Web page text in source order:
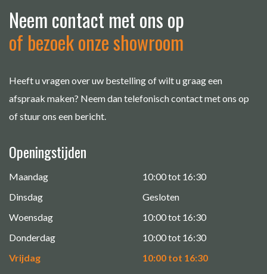
Neem contact met ons op
of bezoek onze showroom
Heeft u vragen over uw bestelling of wilt u graag een
afspraak maken? Neem dan telefonisch contact met ons op
of stuur ons een bericht.
Openingstijden
Maandag
10:00 tot 16:30
Dinsdag
Gesloten
Woensdag
10:00 tot 16:30
Donderdag
10:00 tot 16:30
Vrijdag
10:00 tot 16:30